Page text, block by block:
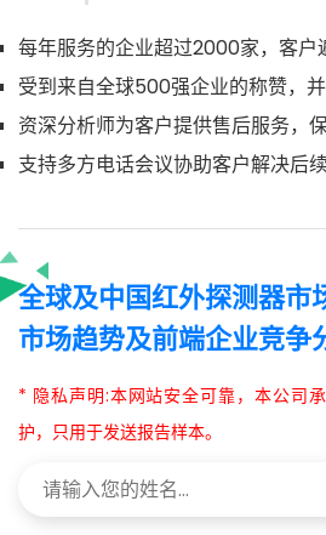
每年服务的企业超过2000家，客户
受到来自全球500强企业的称赞，
资深分析师为客户提供售后服务，
支持多方电话会议协助客户解决后
全球及中国红外探测器市
市场趋势及前端企业竞争
* 隐私声明:本网站安全可靠，本公司
护，只用于发送报告样本。